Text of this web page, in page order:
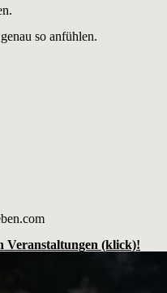
so anfühlen.
Veranstaltungen (klick)!